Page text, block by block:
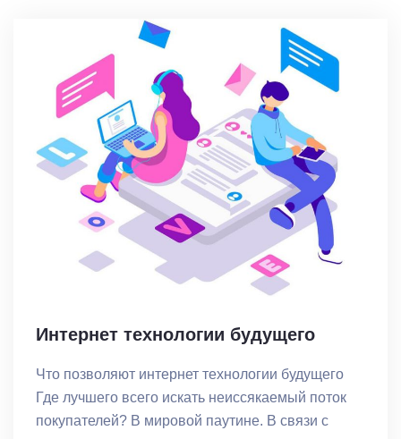
Интернет технологии будущего
Что позволяют интернет технологии будущего
Где лучшего всего искать неиссякаемый поток
покупателей? В мировой паутине. В связи с